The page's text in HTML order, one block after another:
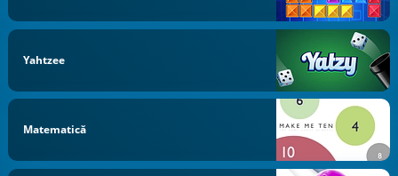
Yahtzee
Matematică